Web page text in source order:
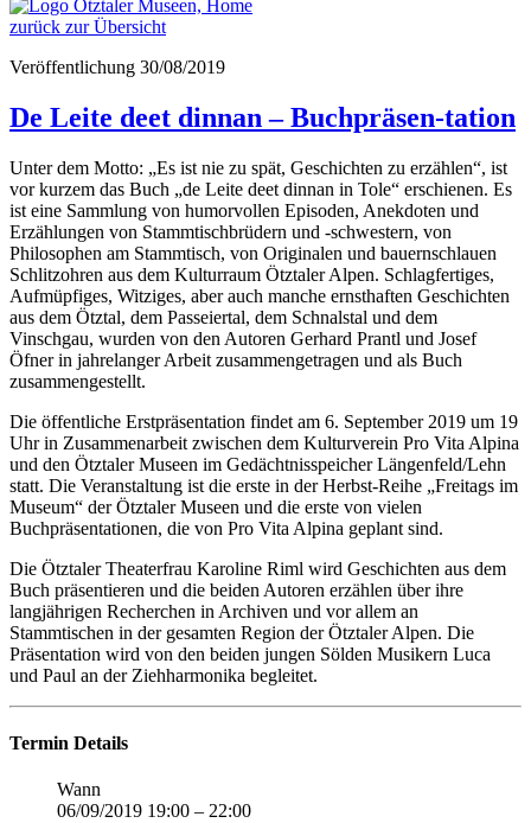
zurück zur Übersicht
Veröffentlichung 30/08/2019
De Leite deet dinnan – Buchpräsen-tation
Unter dem Motto: „Es ist nie zu spät, Geschichten zu erzählen“, ist
vor kurzem das Buch „de Leite deet dinnan in Tole“ erschienen. Es
ist eine Sammlung von humorvollen Episoden, Anekdoten und
Erzählungen von Stammtischbrüdern und -schwestern, von
Philosophen am Stammtisch, von Originalen und bauernschlauen
Schlitzohren aus dem Kulturraum Ötztaler Alpen. Schlagfertiges,
Aufmüpfiges, Witziges, aber auch manche ernsthaften Geschichten
aus dem Ötztal, dem Passeiertal, dem Schnalstal und dem
Vinschgau, wurden von den Autoren Gerhard Prantl und Josef
Öfner in jahrelanger Arbeit zusammengetragen und als Buch
zusammengestellt.
Die öffentliche Erstpräsentation findet am 6. September 2019 um 19
Uhr in Zusammenarbeit zwischen dem Kulturverein Pro Vita Alpina
und den Ötztaler Museen im Gedächtnisspeicher Längenfeld/Lehn
statt. Die Veranstaltung ist die erste in der Herbst-Reihe „Freitags im
Museum“ der Ötztaler Museen und die erste von vielen
Buchpräsentationen, die von Pro Vita Alpina geplant sind.
Die Ötztaler Theaterfrau Karoline Riml wird Geschichten aus dem
Buch präsentieren und die beiden Autoren erzählen über ihre
langjährigen Recherchen in Archiven und vor allem an
Stammtischen in der gesamten Region der Ötztaler Alpen. Die
Präsentation wird von den beiden jungen Sölden Musikern Luca
und Paul an der Ziehharmonika begleitet.
Termin Details
Wann
06/09/2019 19:00 – 22:00